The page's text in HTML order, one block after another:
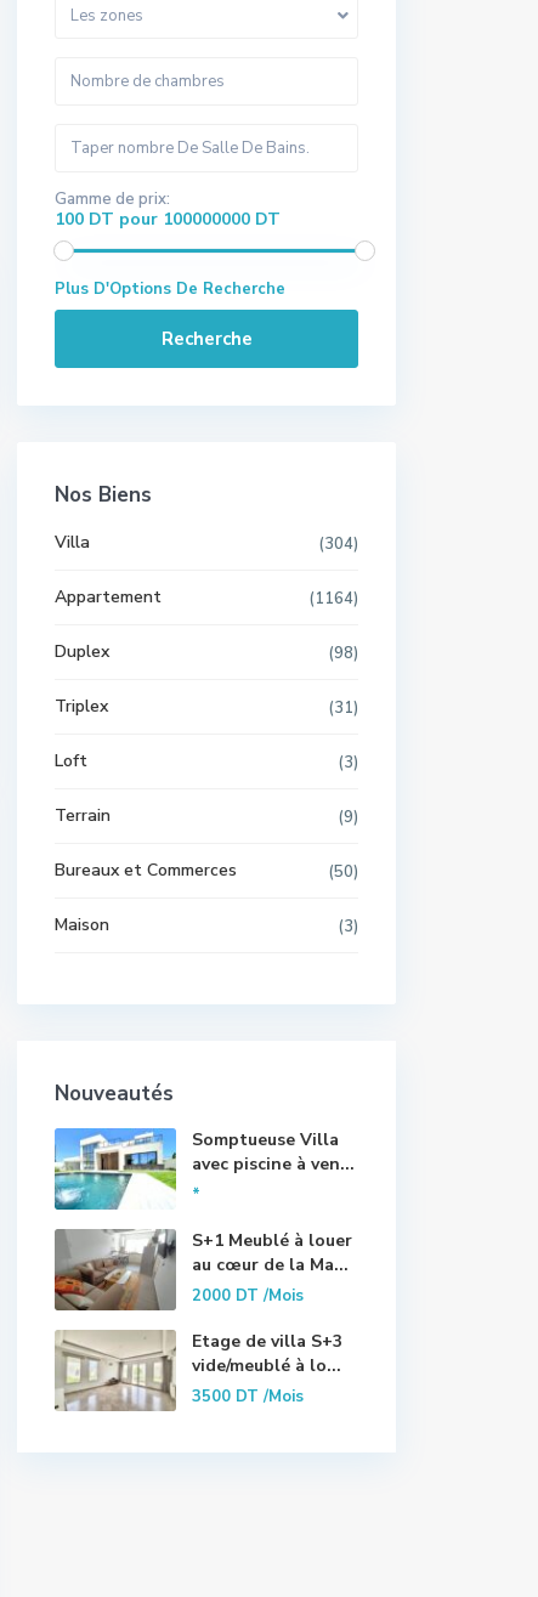
Les zones
Gamme de prix:
100 DT pour 100000000 DT
Plus D'Options De Recherche
Recherche
Nos Biens
Villa (304)
Appartement (1164)
Duplex (98)
Triplex (31)
Loft (3)
Terrain (9)
Bureaux et Commerces (50)
Maison (3)
Nouveautés
Somptueuse Villa
avec piscine à ven...
*
S+1 Meublé à louer
au cœur de la Ma...
2000 DT/Mois
Etage de villa S+3
vide/meublé à lo...
3500 DT/Mois